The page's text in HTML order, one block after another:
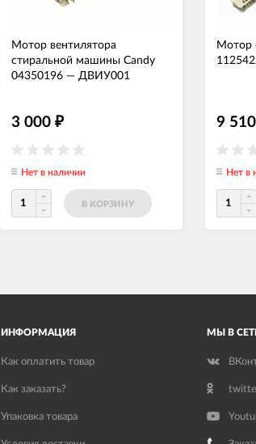
Мотор вентилятора
стиральной машины Candy
04350196 — ДВИУ001
3 000 ₽
Нет в наличии
В КОРЗИНУ
Мотор
9 510
Нет в
ИНФОРМАЦИЯ
Как оплатить товар
Как заказать?
Упаковка товара
МЫ В